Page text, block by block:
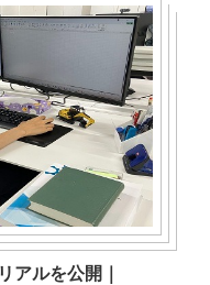
アルを公開｜